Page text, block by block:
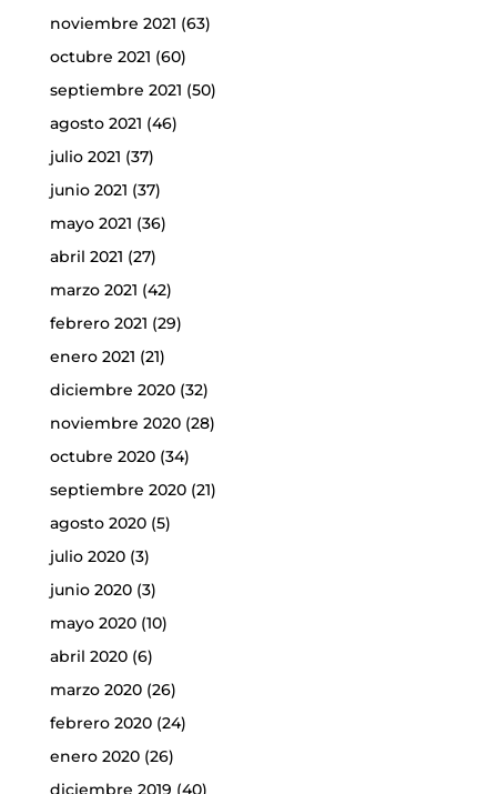
noviembre 2021 (63)
octubre 2021 (60)
septiembre 2021 (50)
agosto 2021 (46)
julio 2021 (37)
junio 2021 (37)
mayo 2021 (36)
abril 2021 (27)
marzo 2021 (42)
febrero 2021 (29)
enero 2021 (21)
diciembre 2020(32)
noviembre 2020(28)
octubre 2020(34)
septiembre 2020(21)
agosto 2020(5)
julio 2020(3)
junio 2020(3)
mayo 2020(10)
abril 2020(6)
marzo 2020(26)
febrero 2020(24)
enero 2020(26)